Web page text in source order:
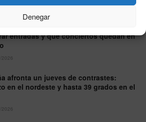
Denegar
entradas y qué conciertos quedan en
afronta un jueves de contrastes:
en el nordeste y hasta 39 grados en el